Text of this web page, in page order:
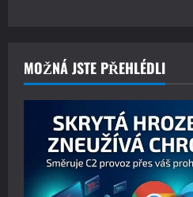
MOŽNÁ JSTE PŘEHLÉDLI